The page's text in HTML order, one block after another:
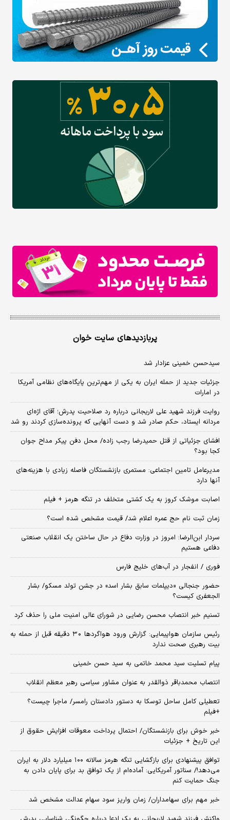
پربازدیدهای سایت خوان
سیدحسن خمینی عزادار شد
جزئیات جدید از حمله ایران به یکی از مهم‌ترین پایگاه‌های نظامی آمریکا
در امارات
روایت فرزند شهید علی لاریجانی درباره رد صلاحیت پدرش؛ آقای اژه‌ای
مردانه ایستاد، حکم صادر شد و دست آنهایی که پرونده‌سازی کردند رو شد
افشای جزئیاتی از قتل حمیدرضا رجب زاده/ محل دفن پیکر مداح جوان
کجا بود؟
مدیرعامل تامین اجتماعی: مستمری بازنشستگان فاصله زیادی با هزینه‌های
آنها دارد
اصابت موشک کروز به یک کشتی متخلف در تنگه هرمز + فیلم
زمان ثبت‌ نام حج عمره اعلام شد/ قیمت مشخص شده است؟
سردار ابن‌الرضا: امروز در وزارت دفاع در حال ساختن یک انقلاب صنعتی
دفاعی هستیم
فوری / انفجار در آب‌های خلیج فارس
حضور جنجالی «دیپلمات سابق بشار اسد» در جشن تولد مسکو/ بشار
الجعفری کیست؟
تسنیم خبر انتصاب محسن رضایی در شورای عالی امنیت ملی را حذف کرد
رئیس سازمان هواپیمایی: گزارش ورود هواگردها ٣٠ دقیقه قبل از حمله به
بیت رهبری صحت ندارد
پیام تسلیت سید محمد خاتمی به سید حسن خمینی
انتصاب محمدباقر ذوالقدر به عنوان مشاور سیاسی رهبر معظم انقلاب
تعطیلی کامل ساحل توسکا به دستور دادستان رامسر/ ماجرا چیست؟
+فیلم
خبر خوش برای بازنشستگان/ احتمال پرداخت معوقات افزایش حقوق از
این تاریخ + جزئیات
توافق پیشنهادی برای بازگشایی تنگه هرمز سالانه ۱۰۰ میلیارد دلار به ایران
می‌دهد!/ سناتور آمریکایی: آماده‌ام از یک توافق بد برای پایان دادن به
جنگ حمایت کنم
خبر مهم برای سهامداران/ زمان واریز سود سهام عدالت مشخص شد